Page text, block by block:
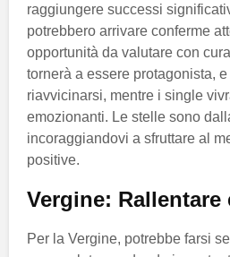
raggiungere successi
potrebbero arrivare conferme
opportunità da valutare con
tornerà a essere protagonista,
riavvicinarsi, mentre i single
emozionanti. Le stelle sono
incoraggiandovi a sfruttare al
positive.
Vergine: Rallentare
Per la Vergine, potrebbe farsi